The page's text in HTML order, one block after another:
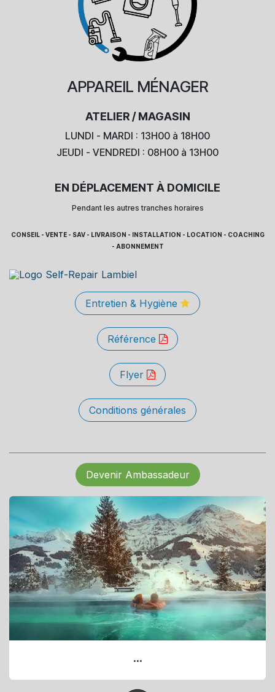
APPAREIL MÉNAGER
ATELIER / MAGASIN
LUNDI - MARDI : 13H00 à 18H00
JEUDI - VENDREDI : 08H00 à 13H00
EN DÉPLACEMENT À DOMICILE
Pendant les autres tranches horaires
CONSEIL - VENTE - SAV - LIVRAISON - INSTALLATION - LOCATION - COACHING
- ABONNEMENT
Entretien & Hygiène
Référence
Flyer
Conditions générales
Devenir Ambassadeur
...